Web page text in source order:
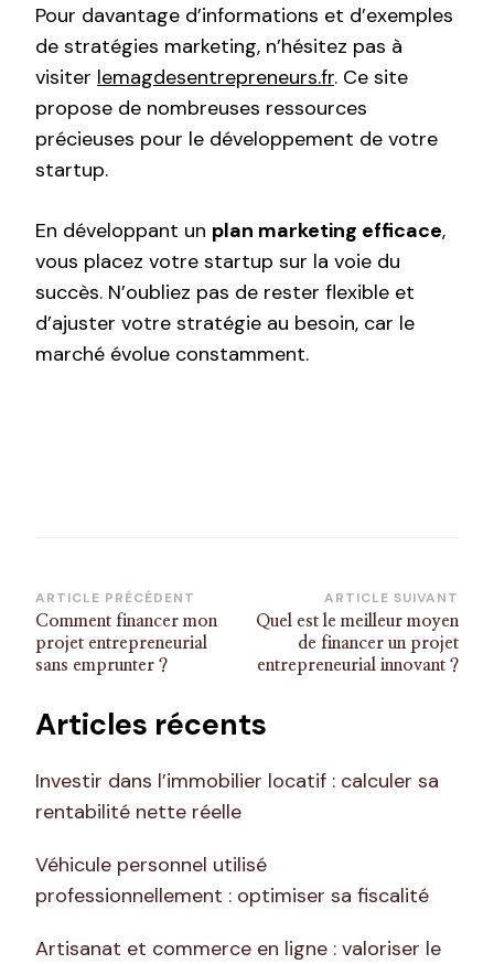
Pour davantage d’informations et d’exemples
de stratégies marketing, n’hésitez pas à
visiter lemagdesentrepreneurs.fr. Ce site
propose de nombreuses ressources
précieuses pour le développement de votre
startup.
En développant un plan marketing efficace,
vous placez votre startup sur la voie du
succès. N’oubliez pas de rester flexible et
d’ajuster votre stratégie au besoin, car le
marché évolue constamment.
Navigation
d’article
ARTICLE PRÉCÉDENT
Comment financer mon
projet entrepreneurial
sans emprunter ?
ARTICLE SUIVANT
Quel est le meilleur moyen
de financer un projet
entrepreneurial innovant ?
Articles récents
Investir dans l’immobilier locatif : calculer sa
rentabilité nette réelle
Véhicule personnel utilisé
professionnellement : optimiser sa fiscalité
Artisanat et commerce en ligne : valoriser le